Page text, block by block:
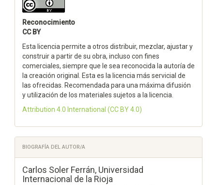
Reconocimiento
CC BY
Esta licencia permite a otros distribuir, mezclar, ajustar y
construir a partir de su obra, incluso con fines
comerciales, siempre que le sea reconocida la autoría de
la creación original. Esta es la licencia más servicial de
las ofrecidas. Recomendada para una máxima difusión
y utilización de los materiales sujetos a la licencia.
Attribution 4.0 International (CC BY 4.0)
BIOGRAFÍA DEL AUTOR/A
Carlos Soler Ferrán, Universidad
Internacional de la Rioja